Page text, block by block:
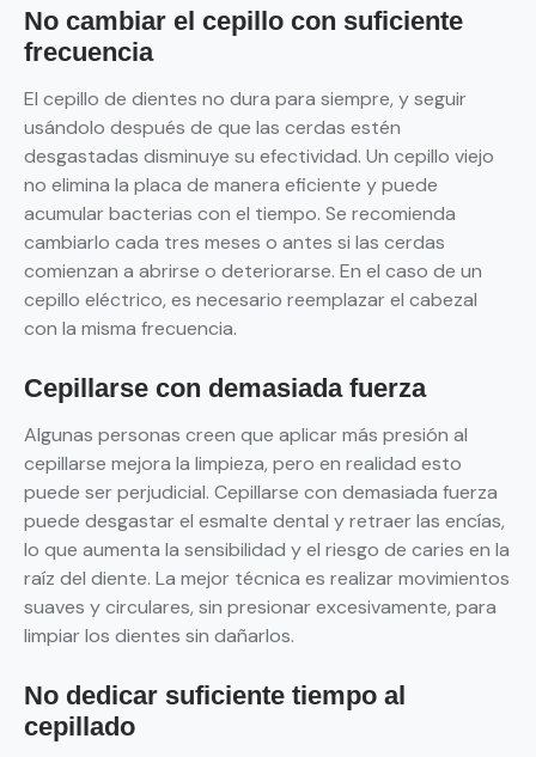
No cambiar el cepillo con suficiente
frecuencia
El cepillo de dientes no dura para siempre, y seguir
usándolo después de que las cerdas estén
desgastadas disminuye su efectividad. Un cepillo viejo
no elimina la placa de manera eficiente y puede
acumular bacterias con el tiempo. Se recomienda
cambiarlo cada tres meses o antes si las cerdas
comienzan a abrirse o deteriorarse. En el caso de un
cepillo eléctrico, es necesario reemplazar el cabezal
con la misma frecuencia.
Cepillarse con demasiada fuerza
Algunas personas creen que aplicar más presión al
cepillarse mejora la limpieza, pero en realidad esto
puede ser perjudicial. Cepillarse con demasiada fuerza
puede desgastar el esmalte dental y retraer las encías,
lo que aumenta la sensibilidad y el riesgo de caries en la
raíz del diente. La mejor técnica es realizar movimientos
suaves y circulares, sin presionar excesivamente, para
limpiar los dientes sin dañarlos.
No dedicar suficiente tiempo al
cepillado